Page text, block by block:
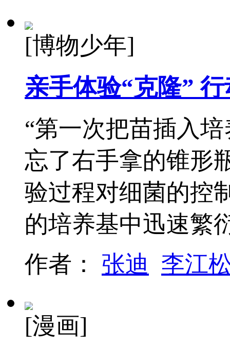
[博物少年]
亲手体验“克隆”
“第一次把苗插入
忘了右手拿的锥形
验过程对细菌的控
的培养基中迅速繁
作者： 张迪 李江
[漫画]